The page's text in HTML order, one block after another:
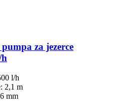
za jezerce
h
l/h
2,1 m
mm